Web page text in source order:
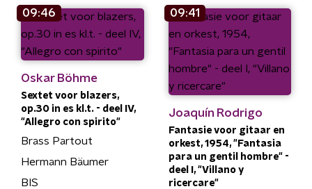
09:46
Oskar Böhme
Sextet voor blazers,
op.30 in es kl.t. - deel IV,
"Allegro con spirito"
Brass Partout
Hermann Bäumer
BIS
09:41
Joaquín Rodrigo
Fantasie voor gitaar en
orkest, 1954, "Fantasia
para un gentil hombre" -
deel I, "Villano y
ricercare"